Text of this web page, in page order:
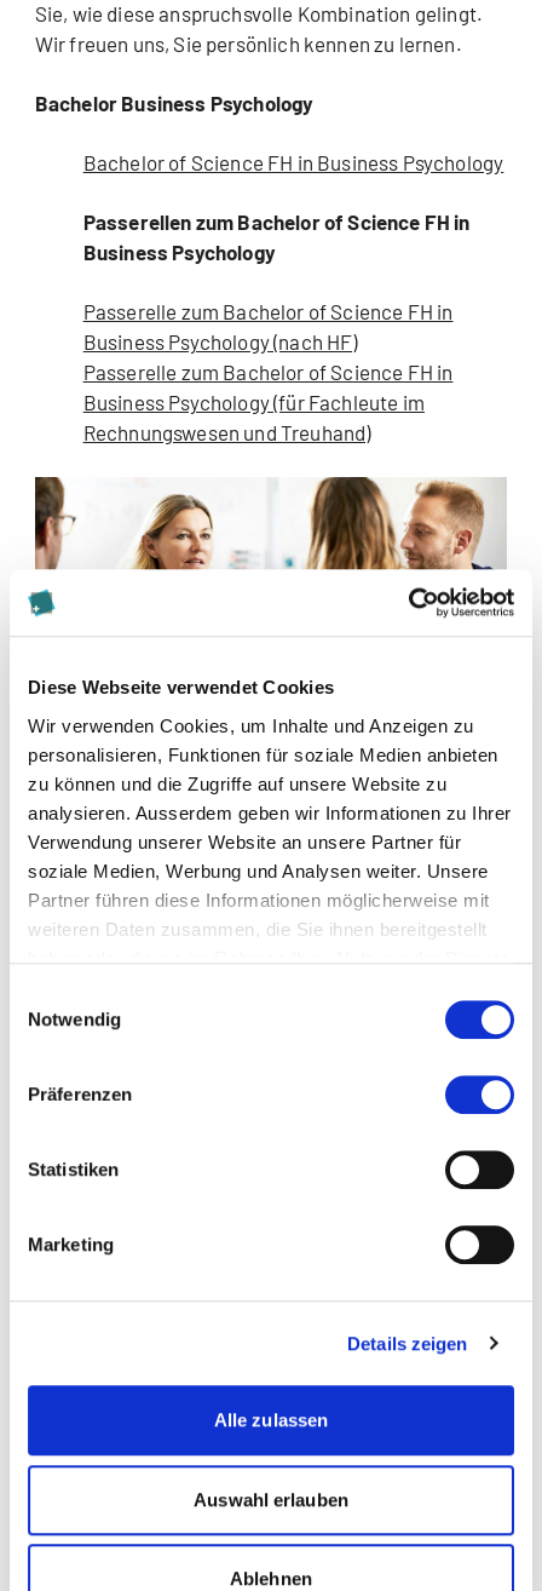
Diese Webseite verwendet Cookies
Wir verwenden Cookies, um Inhalte und Anzeigen zu
personalisieren, Funktionen für soziale Medien anbieten
zu können und die Zugriffe auf unsere Website zu
analysieren. Ausserdem geben wir Informationen zu Ihrer
Verwendung unserer Website an unsere Partner für
soziale Medien, Werbung und Analysen weiter. Unsere
Partner führen diese Informationen möglicherweise mit
weiteren Daten zusammen, die Sie ihnen bereitgestellt
Notwendig
Präferenzen
Statistiken
Marketing
Details zeigen
Alle zulassen
Auswahl erlauben
Ablehnen
Sie, wie diese anspruchsvolle Kombination gelingt.
Wir freuen uns, Sie persönlich kennen zu lernen.
Bachelor Business Psychology
Bachelor of Science FH in Business Psychology
Passerellen zum Bachelor of Science FH in
Business Psychology
Passerelle zum Bachelor of Science FH in
Business Psychology (nach HF)
Passerelle zum Bachelor of Science FH in
Business Psychology (für Fachleute im
Rechnungswesen und Treuhand)
Diese Seite teilen
Zur Merkliste hinzufügen
Themen die der Veranstaltung zugeordnet sind:
Business Administration
Marketing